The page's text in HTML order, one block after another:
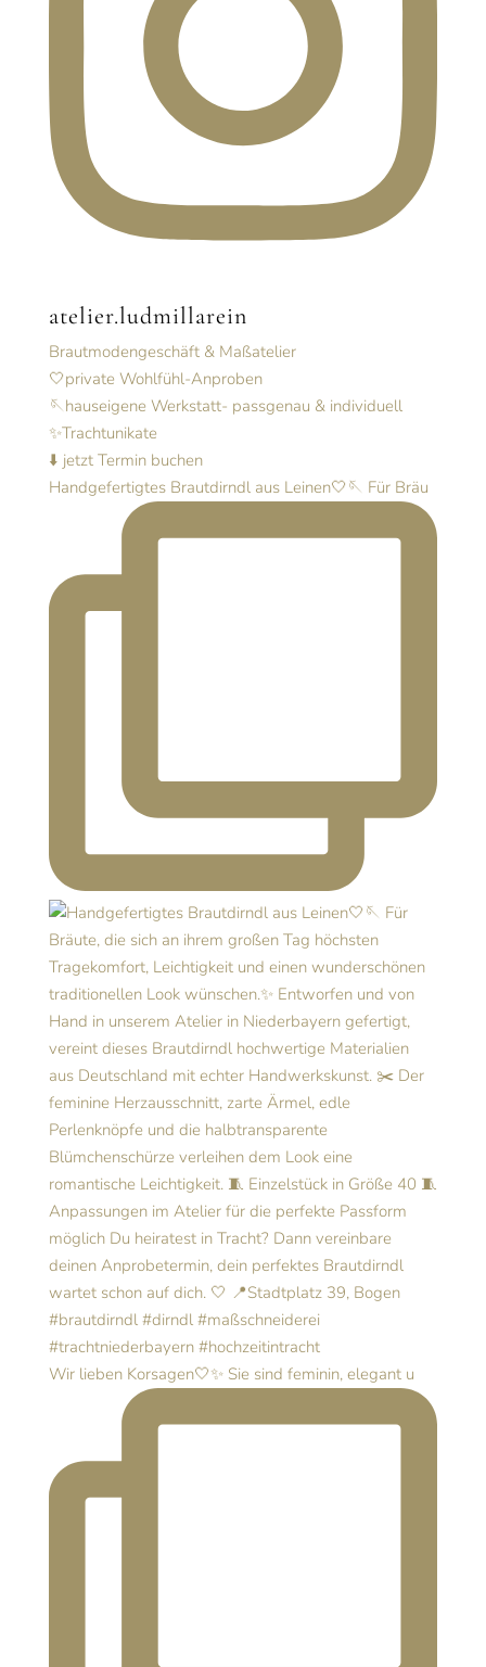
atelier.ludmillarein
Brautmodengeschäft & Maßatelier
🤍private Wohlfühl-Anproben
🪡hauseigene Werkstatt- passgenau & individuell
✨Trachtunikate
⬇️ jetzt Termin buchen
Handgefertigtes Brautdirndl aus Leinen🤍🪡 Für Bräu
Wir lieben Korsagen🤍✨ Sie sind feminin, elegant u